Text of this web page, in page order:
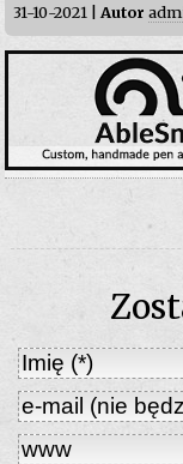
31-10-2021 | Autor